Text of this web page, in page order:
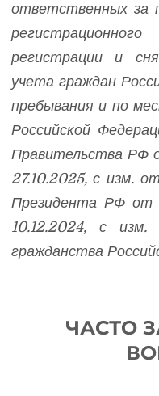
ответственных за
регистрации и
учета граждан
пребывания и по
Российской
Правительства РФ
27.10.2025, с изм.
Президента РФ от
10.12.2024, с изм.
гражданства
ЧАСТО